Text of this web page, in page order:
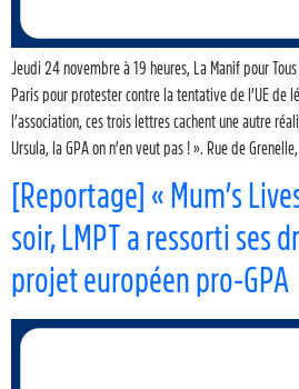
Jeudi 24 novembre à 19 heures, La Manif pour
Paris pour protester contre la tentative de l’UE de
l’association, ces trois lettres cachent une autre
Ursula, la GPA on n’en veut pas ! ». Rue de
[Reportage] « Mum’s
soir, LMPT a ressorti ses
projet européen pro-GPA